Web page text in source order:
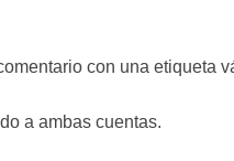
con una etiqueta
a ambas cuentas.